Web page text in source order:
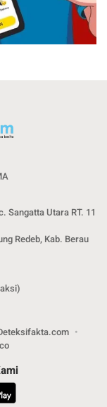
Sangatta Utara RT. 11
Redeb, Kab. Berau